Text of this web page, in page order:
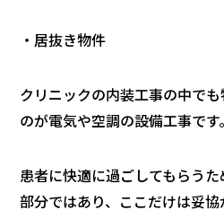
・居抜き物件
クリニックの内装工事の中で
のが電気や空調の設備工事です。
患者に快適に過ごしてもらう
部分ではあり、ここだけは妥